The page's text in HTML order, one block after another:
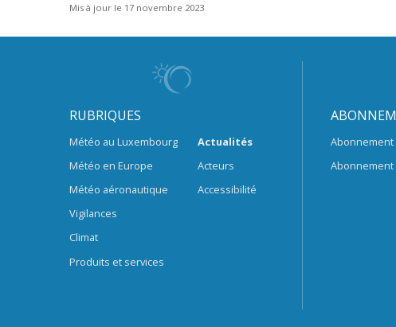
Mis à jour le 17 novembre 2023
RUBRIQUES
Météo au Luxembourg
Météo en Europe
Météo aéronautique
Vigilances
Climat
Produits et services
Actualités
Acteurs
Accessibilité
Abonnement
Abonnement